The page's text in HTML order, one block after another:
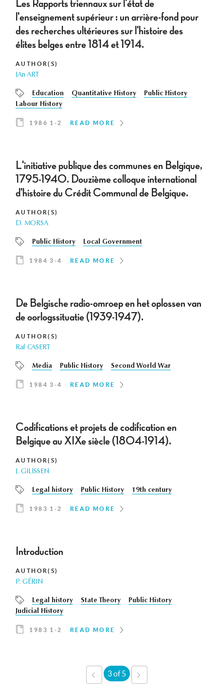
Les Rapports triennaux sur l'état de
l'enseignement supérieur : un arrière-fond pour
des recherches ultérieures sur l'histoire des
élites belges entre 1814 et 1914.
AUTHOR(S)
JAn ART
Education Quantitative History
Public History
Labour History
1986 1-2 READ MORE
L'initiative publique des communes en Belgique,
1795-1940. Douzième colloque international
d'histoire du Crédit Communal de Belgique.
AUTHOR(S)
D. MORSA
Public History Local Government
1984 3-4 READ MORE
De Belgische radio-omroep en het oplossen van
de oorlogssituatie (1939-1947).
AUTHOR(S)
Raf CASERT
Media Public History Second World War
1984 3-4 READ MORE
Codifications et projets de codification en
Belgique au XIXe siècle (1804-1914).
AUTHOR(S)
J. GILISSEN
Legal history Public History 19th century
1983 1-2 READ MORE
Introduction
AUTHOR(S)
P. GÉRIN
Legal history State Theory
Public History
Judicial History
1983 1-2 READ MORE
‹
PREVIOUS
3 of 5